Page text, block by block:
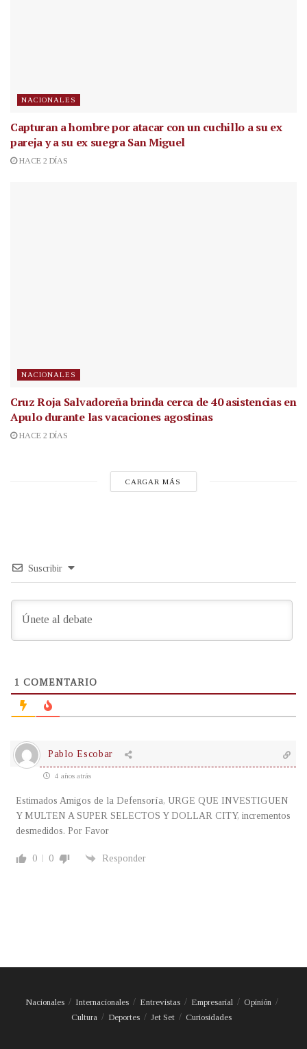
NACIONALES
Capturan a hombre por atacar con un cuchillo a su ex
pareja y a su ex suegra San Miguel
HACE 2 DÍAS
NACIONALES
Cruz Roja Salvadoreña brinda cerca de 40 asistencias en
Apulo durante las vacaciones agostinas
HACE 2 DÍAS
CARGAR MÁS
Suscribir
1 COMENTARIO
Pablo Escobar
4 años atrás
Estimados Amigos de la Defensoría, URGE QUE INVESTIGUEN
Y MULTEN A SUPER SELECTOS Y DOLLAR CITY, incrementos
desmedidos. Por Favor
0 0 Responder
Nacionales Internacionales Entrevistas Empresarial
Opinión
Cultura
Deportes Jet Set Curiosidades